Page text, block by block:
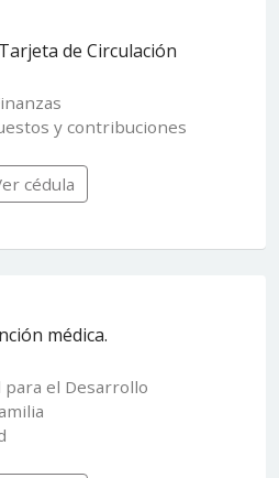
de Circulación
y contribuciones
cédula
médica.
para el Desarrollo